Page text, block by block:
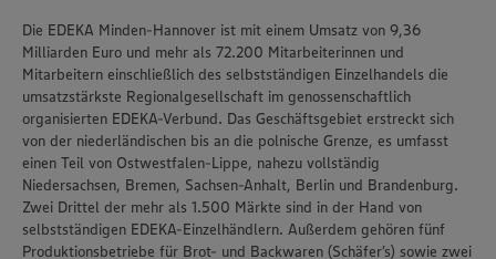
Die EDEKA Minden-Hannover ist mit einem Umsatz von 9,36
Milliarden Euro und mehr als 72.200 Mitarbeiterinnen und
Mitarbeitern einschließlich des selbstständigen Einzelhandels die
umsatzstärkste Regionalgesellschaft im genossenschaftlich
organisierten EDEKA-Verbund. Das Geschäftsgebiet erstreckt sich
von der niederländischen bis an die polnische Grenze, es umfasst
einen Teil von Ostwestfalen-Lippe, nahezu vollständig
Niedersachsen, Bremen, Sachsen-Anhalt, Berlin und Brandenburg.
Zwei Drittel der mehr als 1.500 Märkte sind in der Hand von
selbstständigen EDEKA-Einzelhändlern. Außerdem gehören fünf
Produktionsbetriebe für Brot- und Backwaren (Schäfer’s) sowie zwei